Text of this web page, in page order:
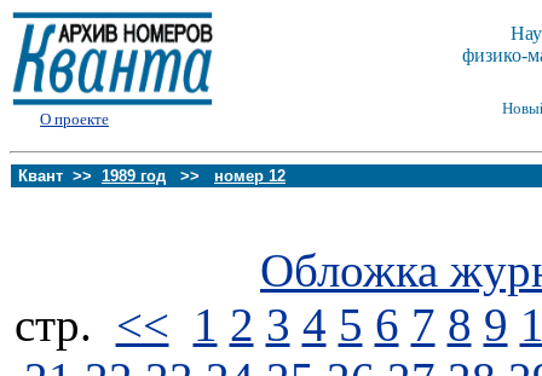
О проекте
физико-
Квант >> 1989 год >> номер 12
Обложка
стp. << 1 2 3 4 5 6 7 8 9